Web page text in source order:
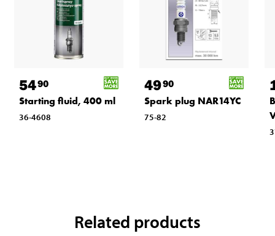
5490
Starting fluid, 400 ml
36-4608
4990
Spark plug NAR14YC
75-82
Related products